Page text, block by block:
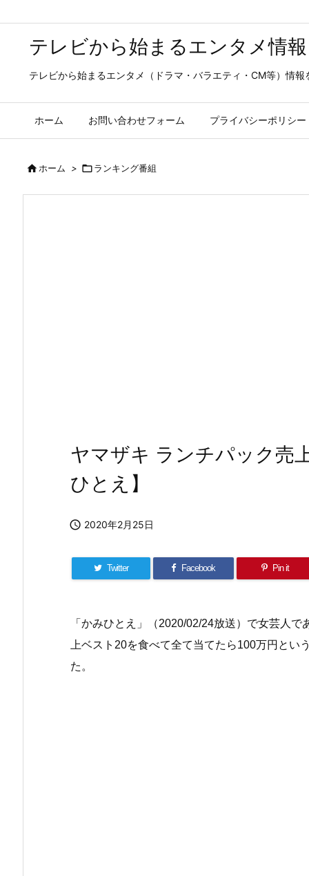
テレビから始まるエンタメ情報
テレビから始まるエンタメ（ドラマ・バラエティ・CM等）情報
ホーム お問い合わせフォーム プライバシーポリシー
ホーム > ランキング番組
ヤマザキ ランチパック売
ひとえ】
 2020年2月25日
Twitter Facebook Pin it
「かみひとえ」（2020/02/24放送）で女芸人
上ベスト20を食べて全て当てたら100万円と
た。